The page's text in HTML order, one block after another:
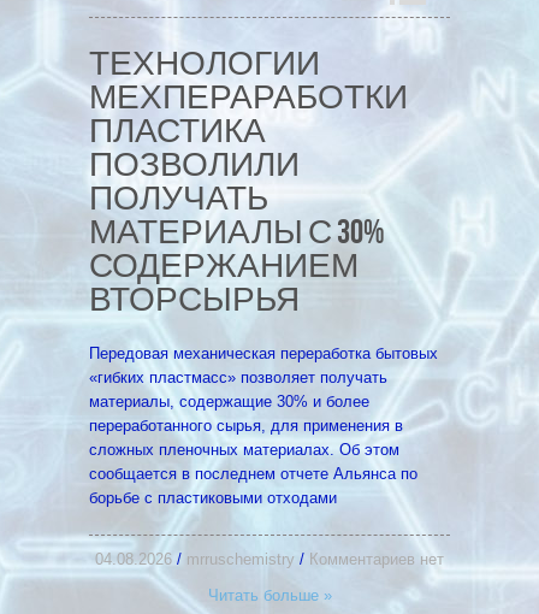
ТЕХНОЛОГИИ
МЕХПЕРАРАБОТКИ
ПЛАСТИКА
ПОЗВОЛИЛИ
ПОЛУЧАТЬ
МАТЕРИАЛЫ С 30%
СОДЕРЖАНИЕМ
ВТОРСЫРЬЯ
Передовая механическая переработка бытовых
«гибких пластмасс» позволяет получать
материалы, содержащие 30% и более
переработанного сырья, для применения в
сложных пленочных материалах. Об этом
сообщается в последнем отчете Альянса по
борьбе с пластиковыми отходами
04.08.2026 / mrruschemistry / Комментариев нет
Читать больше »